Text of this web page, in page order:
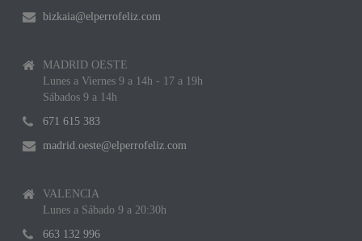
bizkaia@elperrofeliz.com
MADRID OESTE
Lunes a Viernes 9 a 14h - 17 a 19h
Sábados 9 a 14h
671 615 383
madrid.oeste@elperrofeliz.com
VALENCIA
Lunes a Sábado 9 a 20:30h
663 132 996